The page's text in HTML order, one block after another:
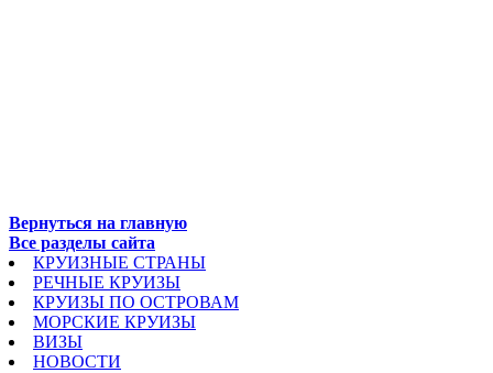
Вернуться на главную
Все разделы сайта
КРУИЗНЫЕ СТРАНЫ
РЕЧНЫЕ КРУИЗЫ
КРУИЗЫ ПО ОСТРОВАМ
МОРСКИЕ КРУИЗЫ
ВИЗЫ
НОВОСТИ